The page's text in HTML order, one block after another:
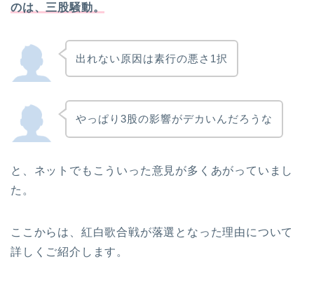
のは、三股騒動。
出れない原因は素行の悪さ1択
やっぱり3股の影響がデカいんだろうな
と、ネットでもこういった意見が多くあがっていまし
た。
ここからは、紅白歌合戦が落選となった理由について
詳しくご紹介します。